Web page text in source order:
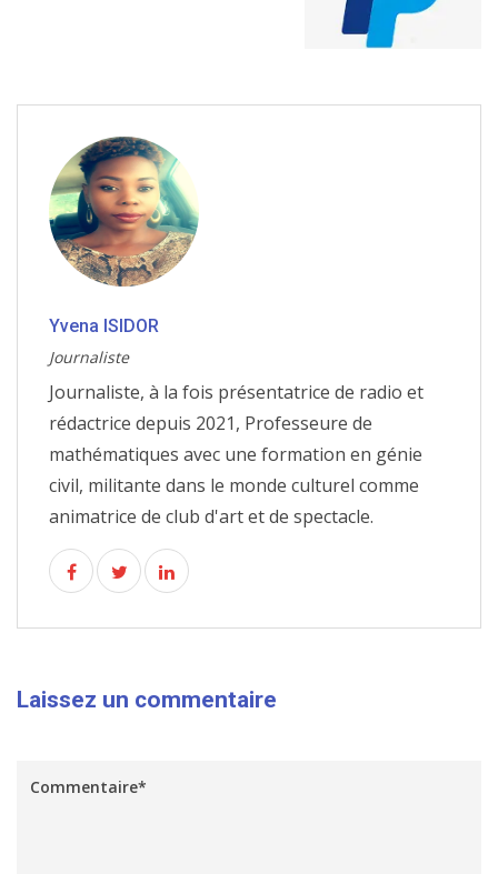
Yvena ISIDOR
Journaliste
Journaliste, à la fois présentatrice de radio et
rédactrice depuis 2021, Professeure de
mathématiques avec une formation en génie
civil, militante dans le monde culturel comme
animatrice de club d'art et de spectacle.
Laissez un commentaire